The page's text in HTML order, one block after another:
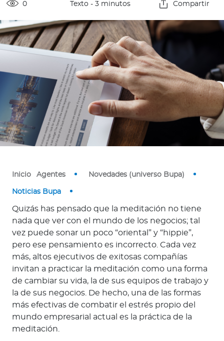
i
z
a
o
r
Ingresar a Mi Bupa
Red de Salud
0 Texto - 3minutos Compartir
Inicio Agentes Novedades (universo Bupa)
Noticias Bupa
Quizás has pensado que la meditación no tiene
nada que ver con el mundo de los negocios; tal
vez puede sonar un poco “oriental” y “hippie”,
pero ese pensamiento es incorrecto. Cada vez
más, altos ejecutivos de exitosas compañías
invitan a practicar la meditación como una forma
de cambiar su vida, la de sus equipos de trabajo y
la de sus negocios. De hecho, una de las formas
más efectivas de combatir el estrés propio del
mundo empresarial actual es la práctica de la
meditación.